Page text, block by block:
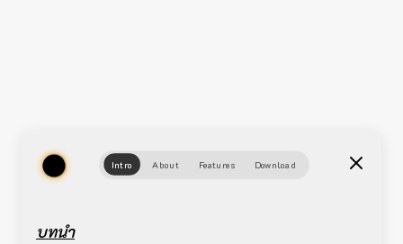
Intro About Features Download
บทนำ